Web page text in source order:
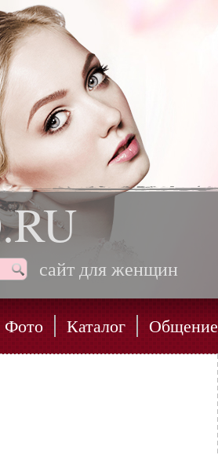
сайт для женщин
Фото Каталог Общение